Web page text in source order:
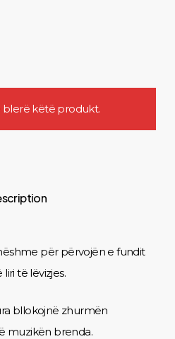
blerë këtë produkt.
për përvojën e fundit
të lëvizjes.
bllokojnë zhurmën
muzikën brenda.